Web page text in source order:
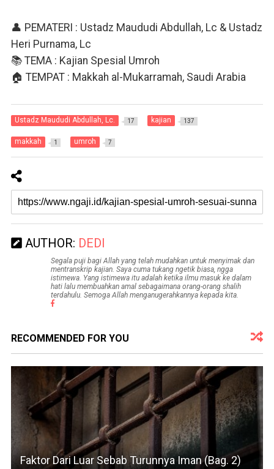
👤 PEMATERI : Ustadz Maududi Abdullah, Lc & Ustadz
Heri Purnama, Lc
📚 TEMA : Kajian Spesial Umroh
🏠 TEMPAT : Makkah al-Mukarramah, Saudi Arabia
Ustadz Maududi Abdullah, Lc. 17 kajian 137
makkah 1 umroh 7
AUTHOR: DEDI
Segala puji bagi Allah yang telah mudahkan untuk menyimak dan
mentranskrip kajian. Saya cuma tukang ngetik biasa, ngga
istimewa. Yang istimewa itu adalah ketika ilmu masuk ke dalam
hati lalu membuahkan amal sebagaimana orang-orang shalih
terdahulu. Semoga Allah menganugerahkannya kepada kita.
RECOMMENDED FOR YOU
Faktor Dari Luar Sebab Turunnya Iman (Bag. 2)